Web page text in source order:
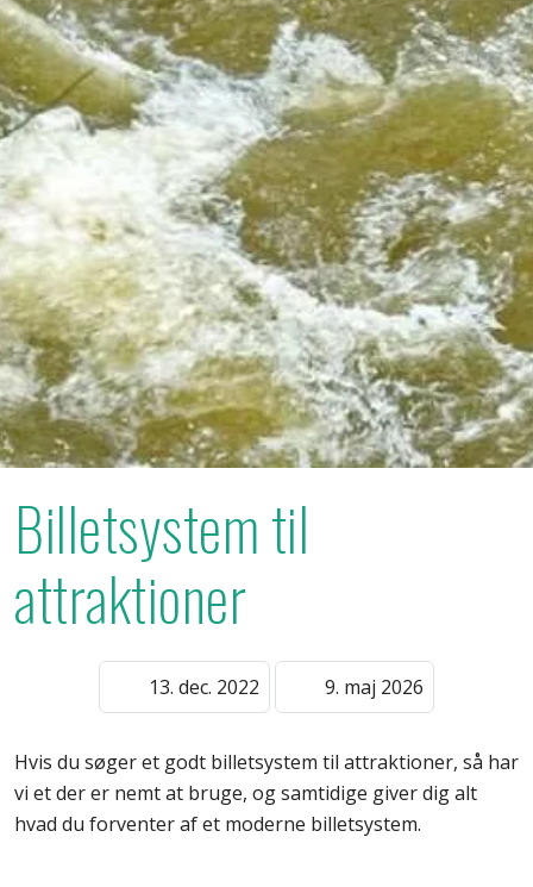
Billetsystem til
attraktioner
13. dec. 2022 9. maj 2026
Hvis du søger et godt billetsystem til attraktioner, så har
vi et der er nemt at bruge, og samtidige giver dig alt
hvad du forventer af et moderne billetsystem.